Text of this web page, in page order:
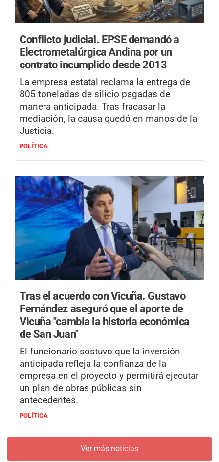
Conflicto judicial. EPSE demandó a
Electrometalúrgica Andina por un
contrato incumplido desde 2013
La empresa estatal reclama la entrega de
805 toneladas de silicio pagadas de
manera anticipada. Tras fracasar la
mediación, la causa quedó en manos de la
Justicia.
POLÍTICA
Tras el acuerdo con Vicuña. Gustavo
Fernández aseguró que el aporte de
Vicuña "cambia la historia económica
de San Juan"
El funcionario sostuvo que la inversión
anticipada refleja la confianza de la
empresa en el proyecto y permitirá ejecutar
un plan de obras públicas sin
antecedentes.
POLÍTICA
Ver más noticias